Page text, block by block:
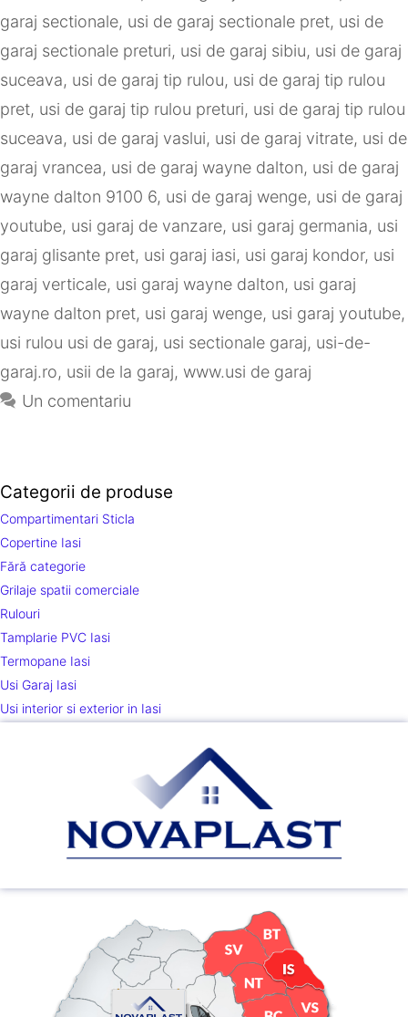
garaj sectionale, usi de garaj sectionale pret, usi de
garaj sectionale preturi, usi de garaj sibiu, usi de garaj
suceava, usi de garaj tip rulou, usi de garaj tip rulou
pret, usi de garaj tip rulou preturi, usi de garaj tip rulou
suceava, usi de garaj vaslui, usi de garaj vitrate, usi de
garaj vrancea, usi de garaj wayne dalton, usi de garaj
wayne dalton 9100 6, usi de garaj wenge, usi de garaj
youtube, usi garaj de vanzare, usi garaj germania, usi
garaj glisante pret, usi garaj iasi, usi garaj kondor, usi
garaj verticale, usi garaj wayne dalton, usi garaj
wayne dalton pret, usi garaj wenge, usi garaj youtube,
usi rulou usi de garaj, usi sectionale garaj, usi-de-
garaj.ro, usii de la garaj, www.usi de garaj
Un comentariu
Categorii de produse
Compartimentari Sticla
Copertine Iasi
Fără categorie
Grilaje spatii comerciale
Rulouri
Tamplarie PVC Iasi
Termopane Iasi
Usi Garaj Iasi
Usi interior si exterior in Iasi